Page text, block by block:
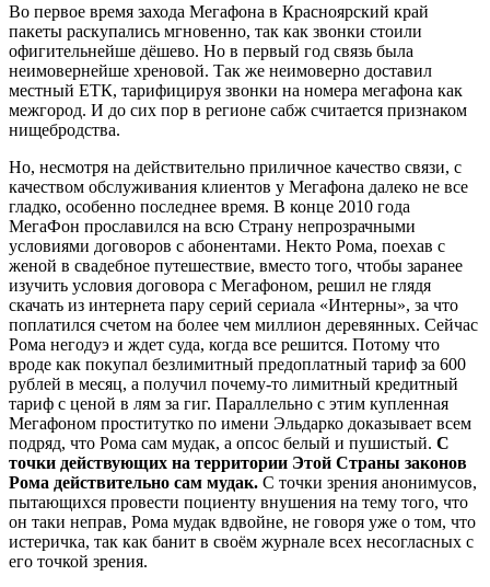
Во первое время захода Мегафона в Красноярский край
пакеты раскупались мгновенно, так как звонки стоили
офигительнейше дёшево. Но в первый год связь была
неимовернейше хреновой. Так же неимоверно доставил
местный ЕТК, тарифицируя звонки на номера мегафона как
межгород. И до сих пор в регионе сабж считается признаком
нищебродства.
Но, несмотря на действительно приличное качество связи, с
качеством обслуживания клиентов у Мегафона далеко не все
гладко, особенно последнее время. В конце 2010 года
МегаФон прославился на всю Страну непрозрачными
условиями договоров с абонентами. Некто Рома, поехав с
женой в свадебное путешествие, вместо того, чтобы заранее
изучить условия договора с Мегафоном, решил не глядя
скачать из интернета пару серий сериала «Интерны», за что
поплатился счетом на более чем миллион деревянных. Сейчас
Рома негодуэ и ждет суда, когда все решится. Потому что
вроде как покупал безлимитный предоплатный тариф за 600
рублей в месяц, а получил почему-то лимитный кредитный
тариф с ценой в лям за гиг. Параллельно с этим купленная
Мегафоном проститутко по имени Эльдарко доказывает всем
подряд, что Рома сам мудак, а опсос белый и пушистый. С
точки действующих на территории Этой Страны законов
Рома действительно сам мудак. С точки зрения анонимусов,
пытающихся провести поциенту внушения на тему того, что
он таки неправ, Рома мудак вдвойне, не говоря уже о том, что
истеричка, так как банит в своём журнале всех несогласных с
его точкой зрения.